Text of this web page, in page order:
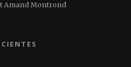
Amand Montrond